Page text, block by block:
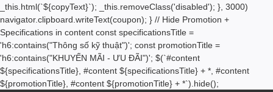
_this.html(`${copyText}`); _this.removeClass('disabled'); }, 3000)
navigator.clipboard.writeText(coupon); } // Hide Promotion +
Specifications in content const specificationsTitle =
'h6:contains("Thông số kỹ thuật")'; const promotionTitle =
'h6:contains("KHUYẾN MÃI - ƯU ĐÃI")'; $(`#content
${specificationsTitle}, #content ${specificationsTitle} + *, #content
${promotionTitle}, #content ${promotionTitle} + *`).hide();